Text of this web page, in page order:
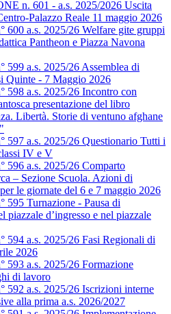
n. 601 - a.s. 2025/2026 Uscita
Palazzo Reale 11 maggio 2026
600 a.s. 2025/26 Welfare gite gruppi
Pantheon e Piazza Navona
599 a.s. 2025/26 Assemblea di
Quinte - 7 Maggio 2026
598 a.s. 2025/26 Incontro con
presentazione del libro
Libertà. Storie di ventuno afghane
597 a.s. 2025/26 Questionario Tutti i
IV e V
596 a.s. 2025/26 Comparto
– Sezione Scuola. Azioni di
le giornate del 6 e 7 maggio 2026
595 Turnazione - Pausa di
piazzale d’ingresso e nel piazzale
594 a.s. 2025/26 Fasi Regionali di
2026
593 a.s. 2025/26 Formazione
di lavoro
592 a.s. 2025/26 Iscrizioni interne
alla prima a.s. 2026/2027